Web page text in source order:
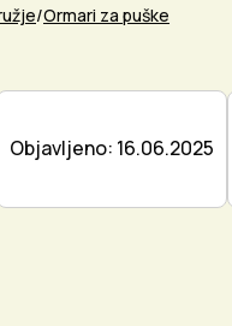
Ormari za puške
Objavljeno: 16.06.2025